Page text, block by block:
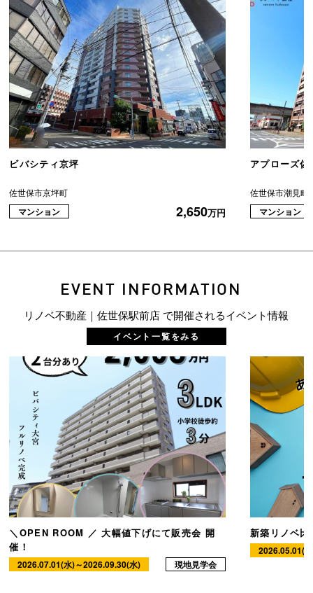
ビバシティ京坪
佐世保市京坪町
マンション 2,650万円
アプローズ
佐世保市潮見町
マンション
EVENT INFORMATION
リノベ不動産｜佐世保駅前店 で開催されるイベント情報
イベント一覧をみる
＼OPEN ROOM ／ 大幅値下げにて販売会 開
催！
2026.07.01(水)～2026.09.30(水) 現地見学会
新築リノベ
2026.05.01(